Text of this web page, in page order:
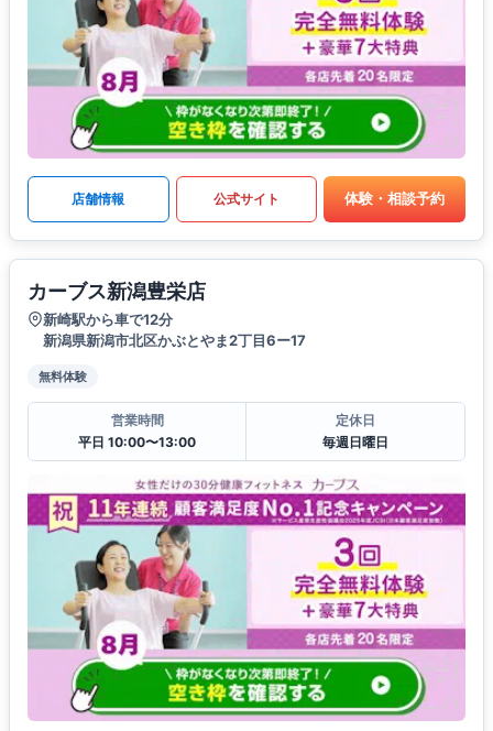
店舗情報 公式サイト 体験・相談予約
カーブス新潟豊栄店
新崎駅から車で12分
新潟県新潟市北区かぶとやま2丁目6ー17
無料体験
営業時間
平日 10:00〜13:00
定休日
毎週日曜日